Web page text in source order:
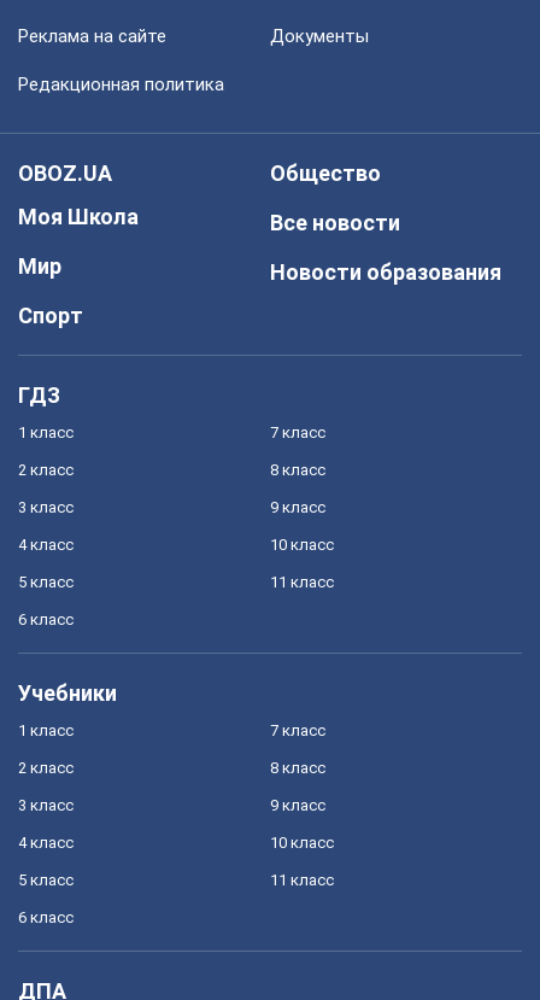
Реклама на сайте Документы
Редакционная политика
OBOZ.UA
Моя Школа
Мир
Спорт
Общество
Все новости
Новости образования
ГДЗ
1 класс
2 класс
3 класс
4 класс
5 класс
6 класс
7 класс
8 класс
9 класс
10 класс
11 класс
Учебники
1 класс
2 класс
3 класс
4 класс
5 класс
6 класс
7 класс
8 класс
9 класс
10 класс
11 класс
ДПА